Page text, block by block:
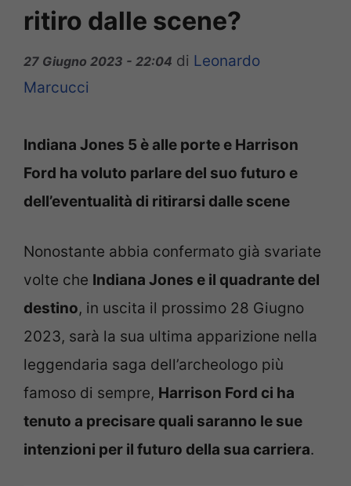
ritiro dalle scene?
27 Giugno 2023 - 22:04 di Leonardo
Marcucci
Indiana Jones 5 è alle porte e Harrison
Ford ha voluto parlare del suo futuro e
dell’eventualità di ritirarsi dalle scene
Nonostante abbia confermato già svariate
volte che Indiana Jones e il quadrante del
destino, in uscita il prossimo 28 Giugno
2023, sarà la sua ultima apparizione nella
leggendaria saga dell’archeologo più
famoso di sempre, Harrison Ford ci ha
tenuto a precisare quali saranno le sue
intenzioni per il futuro della sua carriera.